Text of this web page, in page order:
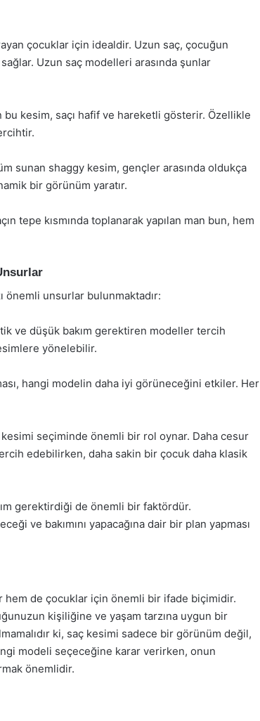
çocuklar için idealdir. Uzun saç, çocuğun
Uzun saç modelleri arasında şunlar
kesim, saçı hafif ve hareketli gösterir. Özellikle
sunan shaggy kesim, gençler arasında oldukça
bir görünüm yaratır.
tepe kısmında toplanarak yapılan man bun, hem
önemli unsurlar bulunmaktadır:
ve düşük bakım gerektiren modeller tercih
yönelebilir.
hangi modelin daha iyi görüneceğini etkiler. Her
seçiminde önemli bir rol oynar. Daha cesur
edebilirken, daha sakin bir çocuk daha klasik
gerektirdiği de önemli bir faktördür.
ve bakımını yapacağına dair bir plan yapması
de çocuklar için önemli bir ifade biçimidir.
kişiliğine ve yaşam tarzına uygun bir
ki, saç kesimi sadece bir görünüm değil,
modeli seçeceğine karar verirken, onun
önemlidir.